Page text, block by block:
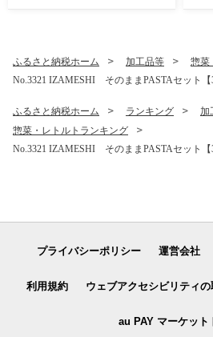
ふるさと納税ホーム 加工品等
惣菜
No.3321 IZAMESHI そのままPASTAセット【
ふるさと納税ホーム ランキング
加
惣菜・レトルトランキング
No.3321 IZAMESHI そのままPASTAセット【
プライバシーポリシー 運営会社
利用規約 ウェブアクセシビリティ
au PAY マーケット